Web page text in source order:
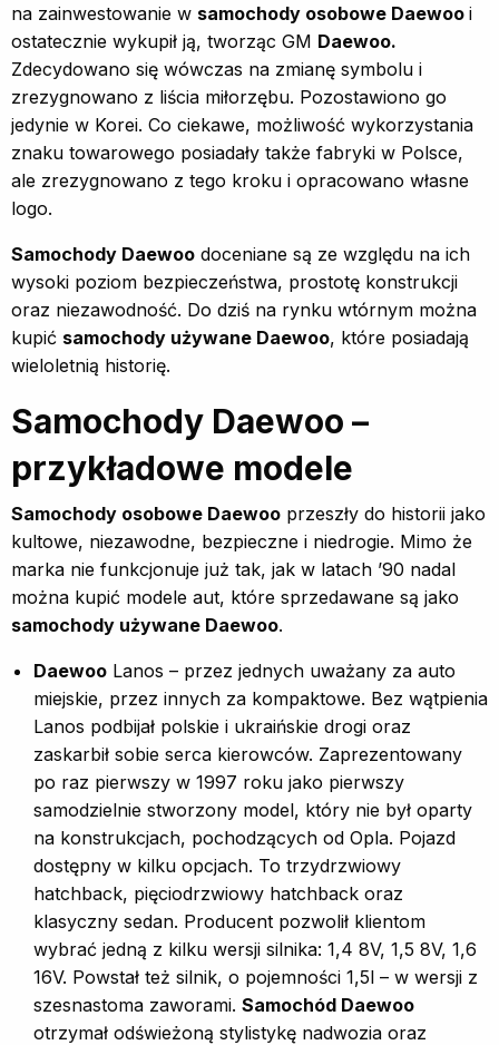
na zainwestowanie w samochody osobowe Daewoo i
ostatecznie wykupił ją, tworząc GM Daewoo.
Zdecydowano się wówczas na zmianę symbolu i
zrezygnowano z liścia miłorzębu. Pozostawiono go
jedynie w Korei. Co ciekawe, możliwość wykorzystania
znaku towarowego posiadały także fabryki w Polsce,
ale zrezygnowano z tego kroku i opracowano własne
logo.
Samochody Daewoo doceniane są ze względu na ich
wysoki poziom bezpieczeństwa, prostotę konstrukcji
oraz niezawodność. Do dziś na rynku wtórnym można
kupić samochody używane Daewoo, które posiadają
wieloletnią historię.
Samochody Daewoo –
przykładowe modele
Samochody osobowe Daewoo przeszły do historii jako
kultowe, niezawodne, bezpieczne i niedrogie. Mimo że
marka nie funkcjonuje już tak, jak w latach ’90 nadal
można kupić modele aut, które sprzedawane są jako
samochody używane Daewoo.
Daewoo Lanos – przez jednych uważany za auto
miejskie, przez innych za kompaktowe. Bez wątpienia
Lanos podbijał polskie i ukraińskie drogi oraz
zaskarbił sobie serca kierowców. Zaprezentowany
po raz pierwszy w 1997 roku jako pierwszy
samodzielnie stworzony model, który nie był oparty
na konstrukcjach, pochodzących od Opla. Pojazd
dostępny w kilku opcjach. To trzydrzwiowy
hatchback, pięciodrzwiowy hatchback oraz
klasyczny sedan. Producent pozwolił klientom
wybrać jedną z kilku wersji silnika: 1,4 8V, 1,5 8V, 1,6
16V. Powstał też silnik, o pojemności 1,5l – w wersji z
szesnastoma zaworami. Samochód Daewoo
otrzymał odświeżoną stylistykę nadwozia oraz